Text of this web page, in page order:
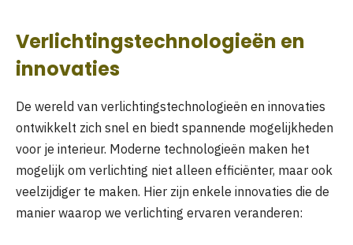
Verlichtingstechnologieën en
innovaties
De wereld van verlichtingstechnologieën en innovaties
ontwikkelt zich snel en biedt spannende mogelijkheden
voor je interieur. Moderne technologieën maken het
mogelijk om verlichting niet alleen efficiënter, maar ook
veelzijdiger te maken. Hier zijn enkele innovaties die de
manier waarop we verlichting ervaren veranderen: